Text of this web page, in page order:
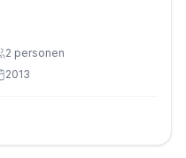
2 personen
2013